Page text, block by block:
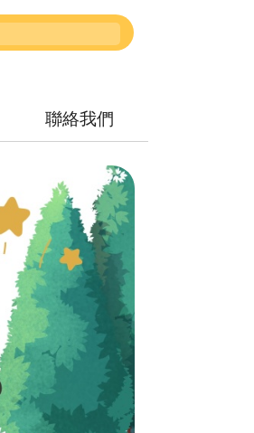
聯絡我們